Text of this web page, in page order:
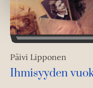
Päivi Lipponen
Ihmisyyden